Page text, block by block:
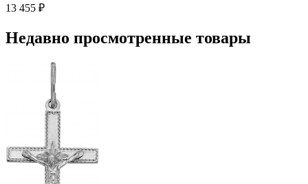
можно
на
странице
товара.
13 455 ₽
Недавно просмотренные товары